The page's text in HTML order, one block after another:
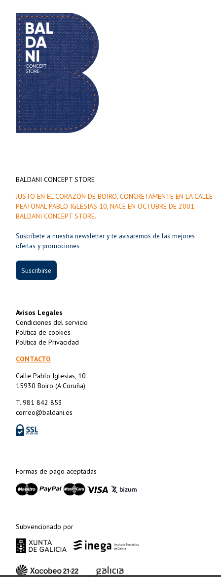
BALDANI CONCEPT STORE
JUSTO EN EL CORAZÓN DE BOIRO, CONCRETAMENTE EN LA CALLE
PEATONAL PABLO IGLESIAS 10, NACE EN OCTUBRE DE 2001
BALDANI CONCEPT STORE.
Suscríbete a nuestra newsletter y te avisaremos de las mejores
ofertas y promociones
Suscribirse
Avisos Legales
Condiciones del servicio
Política de cookies
Política de Privacidad
CONTACTO
Calle Pablo Iglesias, 10
15930 Boiro (A Coruña)
T. 981 842 853
correo@baldani.es
Formas de pago aceptadas
Subvencionado por